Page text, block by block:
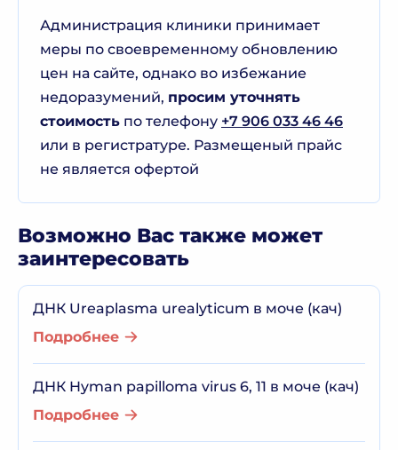
Администрация клиники принимает
меры по своевременному обновлению
цен на сайте, однако во избежание
недоразумений, просим уточнять
стоимость по телефону +7 906 033 46 46
или в регистратуре. Размещеный прайс
не является офертой
Возможно Вас также может
заинтересовать
ДНК Ureaplasma urealyticum в моче (кач)
Подробнее
ДНК Hyman papilloma virus 6, 11 в моче (кач)
Подробнее